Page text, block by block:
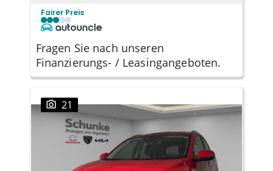
Fairer Preis
Fragen Sie nach unseren
Finanzierungs- / Leasingangeboten.
21